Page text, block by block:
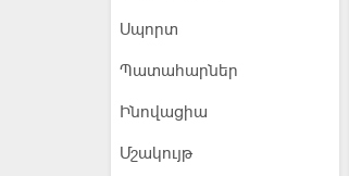
Սպորտ
Պատահարներ
Ինովացիա
Մշակույթ